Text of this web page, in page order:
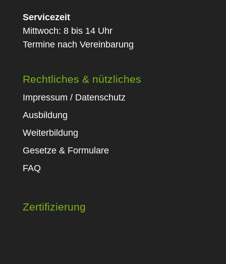
Servicezeit
Mittwoch: 8 bis 14 Uhr
Termine nach Vereinbarung
Rechtliches & nützliches
Impressum / Datenschutz
Ausbildung
Weiterbildung
Gesetze & Formulare
FAQ
Zertifizierung